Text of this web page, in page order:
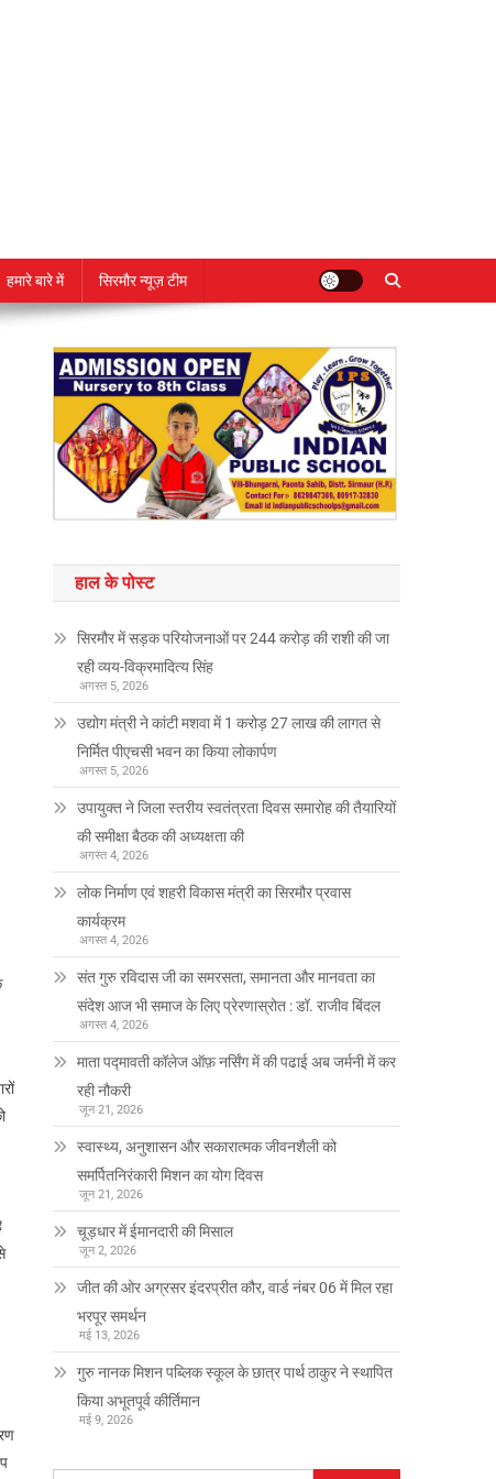
हमारे बारे में सिरमौर न्यूज़ टीम
हाल के पोस्ट
सिरमौर में सड़क परियोजनाओं पर 244 करोड़ की राशी की जा
रही व्यय-विक्रमादित्य सिंह
अगस्त 5, 2026
उद्योग मंत्री ने कांटी मशवा में 1 करोड़ 27 लाख की लागत से
निर्मित पीएचसी भवन का किया लोकार्पण
अगस्त 5, 2026
उपायुक्त ने जिला स्तरीय स्वतंत्रता दिवस समारोह की तैयारियों
की समीक्षा बैठक की अध्यक्षता की
अगस्त 4, 2026
लोक निर्माण एवं शहरी विकास मंत्री का सिरमौर प्रवास
कार्यक्रम
अगस्त 4, 2026
संत गुरु रविदास जी का समरसता, समानता और मानवता का
संदेश आज भी समाज के लिए प्रेरणास्रोत : डॉ. राजीव बिंदल
अगस्त 4, 2026
माता पद्मावती कॉलेज ऑफ़ नर्सिंग में की पढाई अब जर्मनी में कर
रही नौकरी
जून 21, 2026
स्वास्थ्य, अनुशासन और सकारात्मक जीवनशैली को
समर्पितनिरंकारी मिशन का योग दिवस
जून 21, 2026
चूड़धार में ईमानदारी की मिसाल
जून 2, 2026
जीत की ओर अग्रसर इंदरप्रीत कौर, वार्ड नंबर 06 में मिल रहा
भरपूर समर्थन
मई 13, 2026
गुरु नानक मिशन पब्लिक स्कूल के छात्र पार्थ ठाकुर ने स्थापित
किया अभूतपूर्व कीर्तिमान
मई 9, 2026